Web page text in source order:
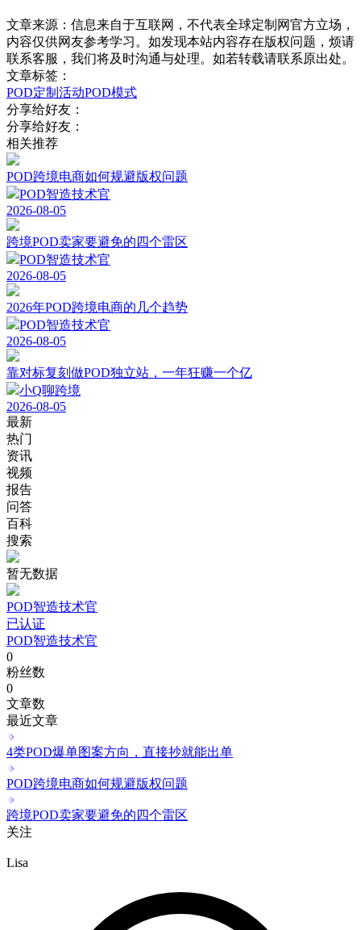
文章来源：信息来自于互联网，不代表全球定制网官方立场，
内容仅供网友参考学习。如发现本站内容存在版权问题，烦请
联系客服，我们将及时沟通与处理。如若转载请联系原出处。
文章标签：
POD定制 活动POD模式
分享给好友：
分享给好友：
相关推荐
POD跨境电商如何规避版权问题
POD智造技术官
2026-08-05
跨境POD卖家要避免的四个雷区
POD智造技术官
2026-08-05
2026年POD跨境电商的几个趋势
POD智造技术官
2026-08-05
靠对标复刻做POD独立站，一年狂赚一个亿
小Q聊跨境
2026-08-05
最新
热门
资讯
视频
报告
问答
百科
搜索
暂无数据
POD智造技术官
已认证
POD智造技术官
0
粉丝数
0
文章数
最近文章
4类POD爆单图案方向，直接抄就能出单
POD跨境电商如何规避版权问题
跨境POD卖家要避免的四个雷区
关注
Lisa